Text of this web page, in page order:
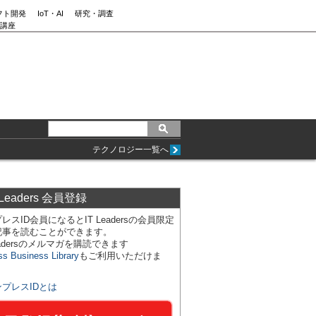
ト開発 IoT・AI
研究・調査
座
テクノロジー一覧へ
会員登録
スID会員になるとIT Leadersの会員限定
を読むことができます。
のメルマガを購読できます
Business Libraryもご利用いただけま
プレスIDとは